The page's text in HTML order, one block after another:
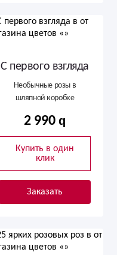
С первого взгляда
Необычные розы в
шляпной коробке
2 990
Купить в один
клик
Заказать